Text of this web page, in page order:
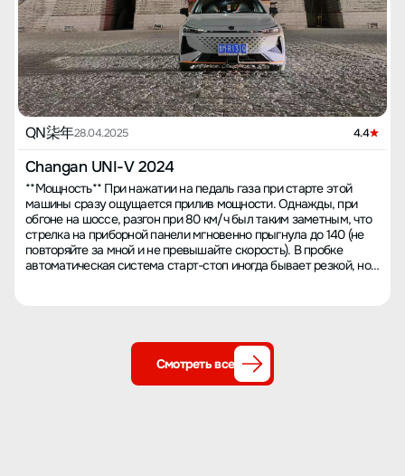
QN柒年28.04.2025 4.4
Changan UNI-V 2024
**Мощность** При нажатии на педаль газа при старте этой
машины сразу ощущается прилив мощности. Однажды, при
обгоне на шоссе, разгон при 80 км/ч был таким заметным, что
стрелка на приборной панели мгновенно прыгнула до 140 (не
повторяйте за мной и не превышайте скорость). В пробке
автоматическая система старт-стоп иногда бывает резкой, но
бортовой компьютер показывает расход до 9.5 л/100 км, а
однажды в часы пик я был шокирован, когда он составил 10.2 л.
Однако на шоссе расход топлива значительно ниже — при
Смотреть все